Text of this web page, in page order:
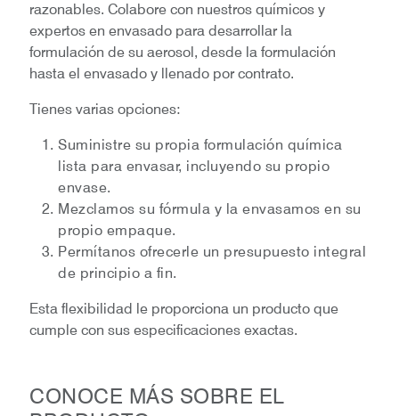
razonables. Colabore con nuestros químicos y
expertos en envasado para desarrollar la
formulación de su aerosol, desde la formulación
hasta el envasado y llenado por contrato.
Tienes varias opciones:
Suministre su propia formulación química
lista para envasar, incluyendo su propio
envase.
Mezclamos su fórmula y la envasamos en su
propio empaque.
Permítanos ofrecerle un presupuesto integral
de principio a fin.
Esta flexibilidad le proporciona un producto que
cumple con sus especificaciones exactas.
CONOCE MÁS SOBRE EL